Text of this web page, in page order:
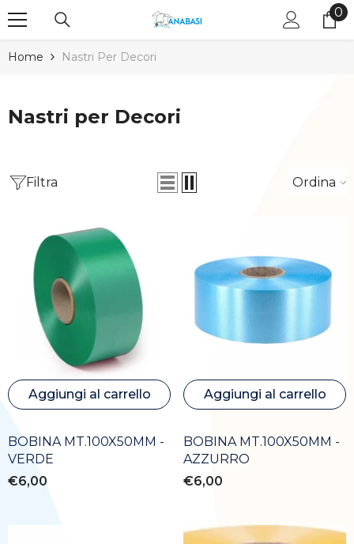
00
Home Nastri Per Decori
Nastri per Decori
Filtra Ordina
Aggiungi al carrello
BOBINA MT.100X50MM -
VERDE
€6,00
Aggiungi al carrello
BOBINA MT.100X50MM -
AZZURRO
€6,00